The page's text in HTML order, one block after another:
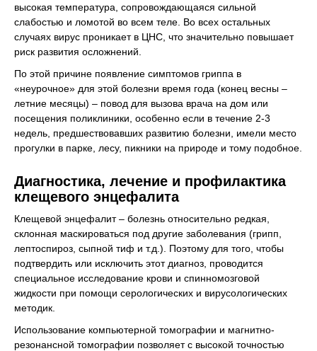
высокая температура, сопровождающаяся сильной
слабостью и ломотой во всем теле. Во всех остальных
случаях вирус проникает в ЦНС, что значительно повышает
риск развития осложнений.
По этой причине появление симптомов гриппа в
«неурочное» для этой болезни время года (конец весны –
летние месяцы) – повод для вызова врача на дом или
посещения поликлиники, особенно если в течение 2-3
недель, предшествовавших развитию болезни, имели место
прогулки в парке, лесу, пикники на природе и тому подобное.
Диагностика, лечение и профилактика
клещевого энцефалита
Клещевой энцефалит – болезнь относительно редкая,
склонная маскироваться под другие заболевания (грипп,
лептоспироз, сыпной тиф и т.д.). Поэтому для того, чтобы
подтвердить или исключить этот диагноз, проводится
специальное исследование крови и спинномозговой
жидкости при помощи серологических и вирусологических
методик.
Использование компьютерной томографии и магнитно-
резонансной томографии позволяет с высокой точностью